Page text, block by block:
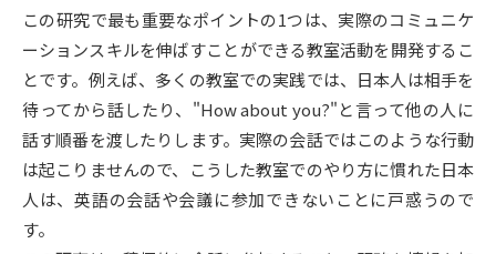
志望校・出願校を調べる
併願校選び 受験スケジュールを立てよう
先輩が入学を決めた理由 テレメール全国一斉進学調査
新生活お役立ちガイド
この研究で最も重要なポイントの1つは、実際のコミュニケ
ーションスキルを伸ばすことができる教室活動を開発するこ
とです。例えば、多くの教室での実践では、日本人は相手を
待ってから話したり、"How about you?"と言って他の人に
話す順番を渡したりします。実際の会話ではこのような行動
は起こりませんので、こうした教室でのやり方に慣れた日本
人は、英語の会話や会議に参加できないことに戸惑うので
す。